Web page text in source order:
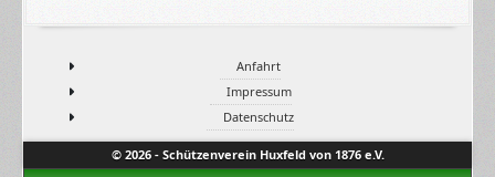
Anfahrt
Impressum
Datenschutz
© 2026 - Schützenverein Huxfeld von 1876 e.V.